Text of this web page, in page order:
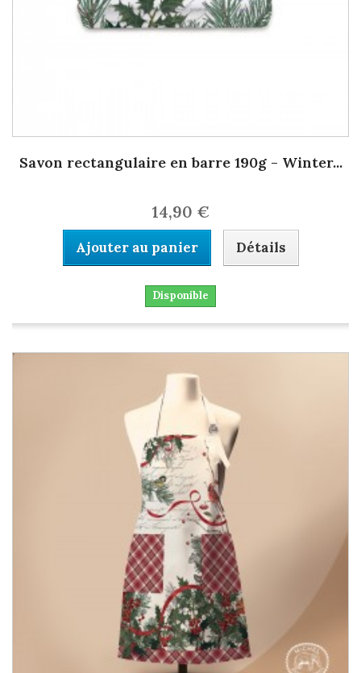
Savon rectangulaire en barre 190g - Winter...
14,90 €
Ajouter au panier Détails
Disponible